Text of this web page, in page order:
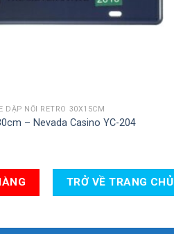
DẬP NỔI RETRO 30X15CM
– Nevada Casino YC-204
TRỞ VỀ TRANG CHỦ